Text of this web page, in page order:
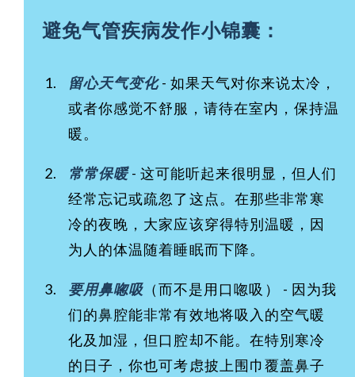
避免气管疾病发作小锦囊：
留心天气变化- 如果天气对你来说太冷，
或者你感觉不舒服，请待在室内，保持温
暖。
常常保暖 - 这可能听起来很明显，但人们
经常忘记或疏忽了这点。在那些非常寒
冷的夜晚，大家应该穿得特別温暖，因
为人的体温随着睡眠而下降。
要用鼻唿吸 （而不是用口唿吸） - 因为我
们的鼻腔能非常有效地将吸入的空气暖
化及加湿，但口腔却不能。在特別寒冷
的日子，你也可考虑披上围巾覆盖鼻子